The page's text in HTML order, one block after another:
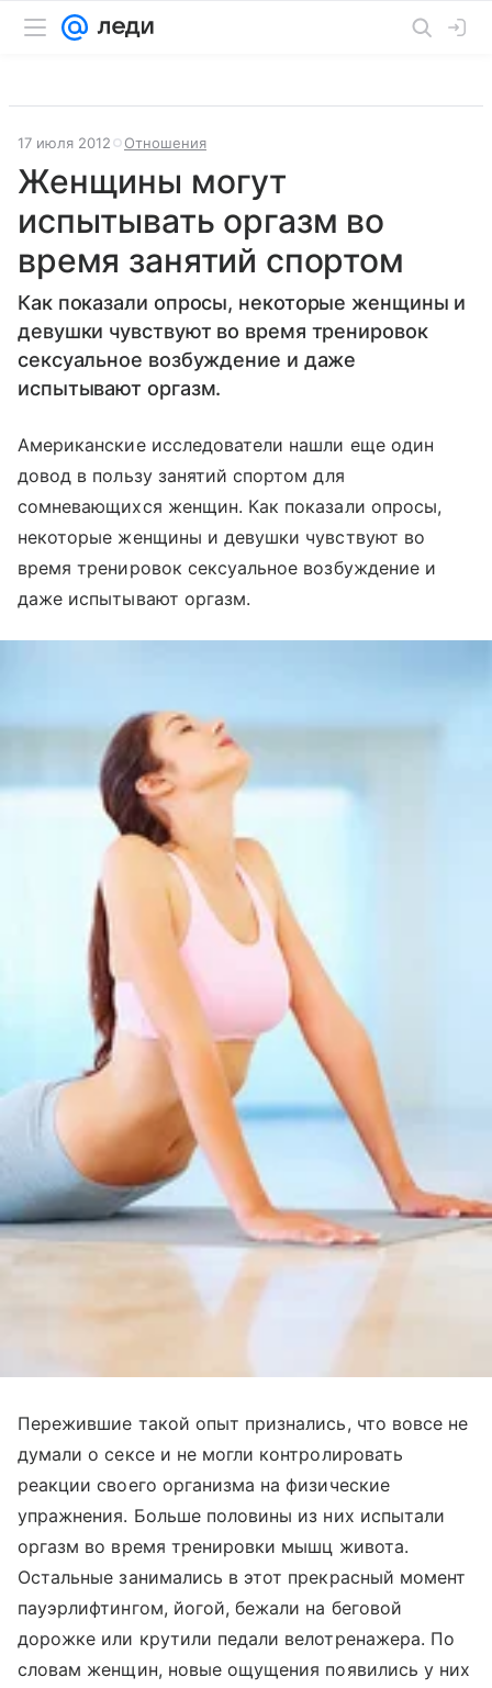
17 июля 2012 Отношения
Женщины могут
испытывать оргазм во
время занятий спортом
Как показали опросы, некоторые женщины и
девушки чувствуют во время тренировок
сексуальное возбуждение и даже
испытывают оргазм.
Американские исследователи нашли еще один
довод в пользу занятий спортом для
сомневающихся женщин. Как показали опросы,
некоторые женщины и девушки чувствуют во
время тренировок сексуальное возбуждение и
даже испытывают оргазм.
Пережившие такой опыт признались, что вовсе не
думали о сексе и не могли контролировать
реакции своего организма на физические
упражнения. Больше половины из них испытали
оргазм во время тренировки мышц живота.
Остальные занимались в этот прекрасный момент
пауэрлифтингом, йогой, бежали на беговой
дорожке или крутили педали велотренажера. По
словам женщин, новые ощущения появились у них